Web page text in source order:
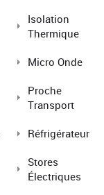
Isolation
Thermique
Micro Onde
Proche
Transport
Réfrigérateur
Stores
Électriques